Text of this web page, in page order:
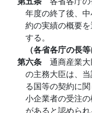
年度の終了後、
約の実績の概要
する。
（各省各庁の長
第六条 通商産業
の主務大臣は、
る国等の契約に
小企業者の受注
があると認めら